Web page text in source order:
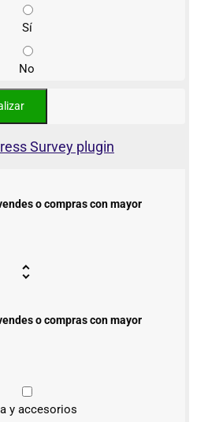
Sí
No
Survey plugin
o compras con mayor
o compras con mayor
y accesorios